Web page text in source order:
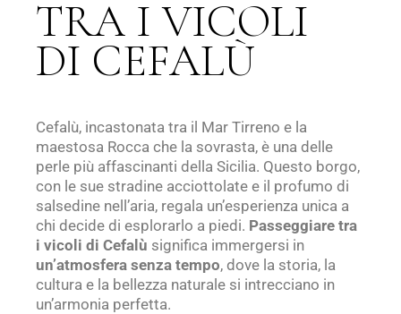
TRA I VICOLI
DI CEFALÙ
Cefalù, incastonata tra il Mar Tirreno e la
maestosa Rocca che la sovrasta, è una delle
perle più affascinanti della Sicilia. Questo borgo,
con le sue stradine acciottolate e il profumo di
salsedine nell’aria, regala un’esperienza unica a
chi decide di esplorarlo a piedi. Passeggiare tra
i vicoli di Cefalù significa immergersi in
un’atmosfera senza tempo, dove la storia, la
cultura e la bellezza naturale si intrecciano in
un’armonia perfetta.